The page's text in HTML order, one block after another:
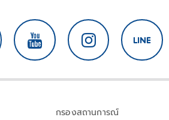
กรองสถานการณ์